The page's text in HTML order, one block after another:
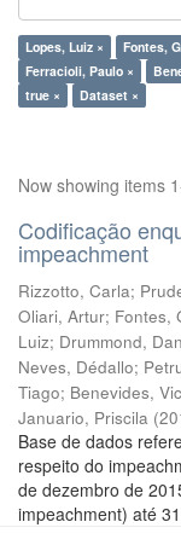
Lopes, Luiz × Fontes,
Ferracioli, Paulo ×
true ×
Dataset ×
Now showing items
Codificação
impeachment
Rizzotto, Carla;
Oliari, Artur; Fontes,
Luiz; Drummond,
Neves, Dédallo;
Tiago; Benevides,
Januario, Priscila (
Base de dados
respeito do
de dezembro de
impeachment) até